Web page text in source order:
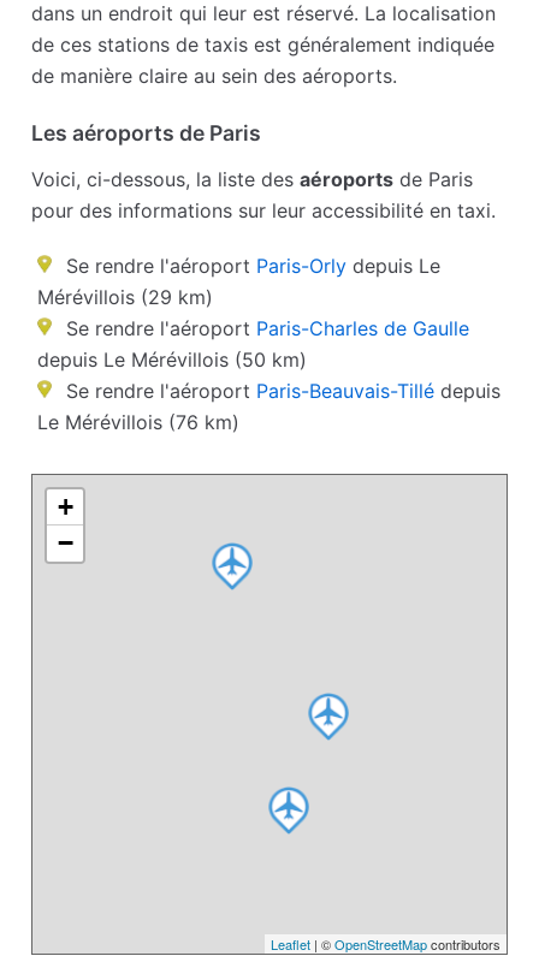
dans un endroit qui leur est réservé. La localisation
de ces stations de taxis est généralement indiquée
de manière claire au sein des aéroports.
Les aéroports de Paris
Voici, ci-dessous, la liste desaéroports de Paris
pour des informations sur leur accessibilité en taxi.
Se rendre l'aéroport Paris-Orly depuis Le
Mérévillois (29 km)
Se rendre l'aéroport Paris-Charles de Gaulle
depuis Le Mérévillois (50 km)
Se rendre l'aéroport Paris-Beauvais-Tillé depuis
Le Mérévillois (76 km)
+
−
Leaflet| ©OpenStreetMapcontributors